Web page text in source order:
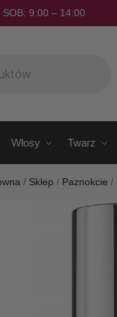
9:00 – 14:00
Włosy Twarz
/ Sklep / Paznokcie /